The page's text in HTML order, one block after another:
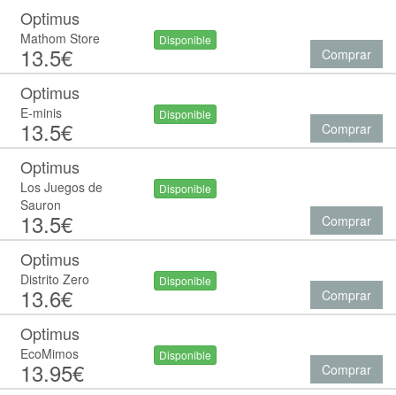
Optimus
Mathom Store
13.5€
Disponible
Comprar
Optimus
E-minis
13.5€
Disponible
Comprar
Optimus
Los Juegos de
Sauron
13.5€
Disponible
Comprar
Optimus
Distrito Zero
13.6€
Disponible
Comprar
Optimus
EcoMimos
13.95€
Disponible
Comprar